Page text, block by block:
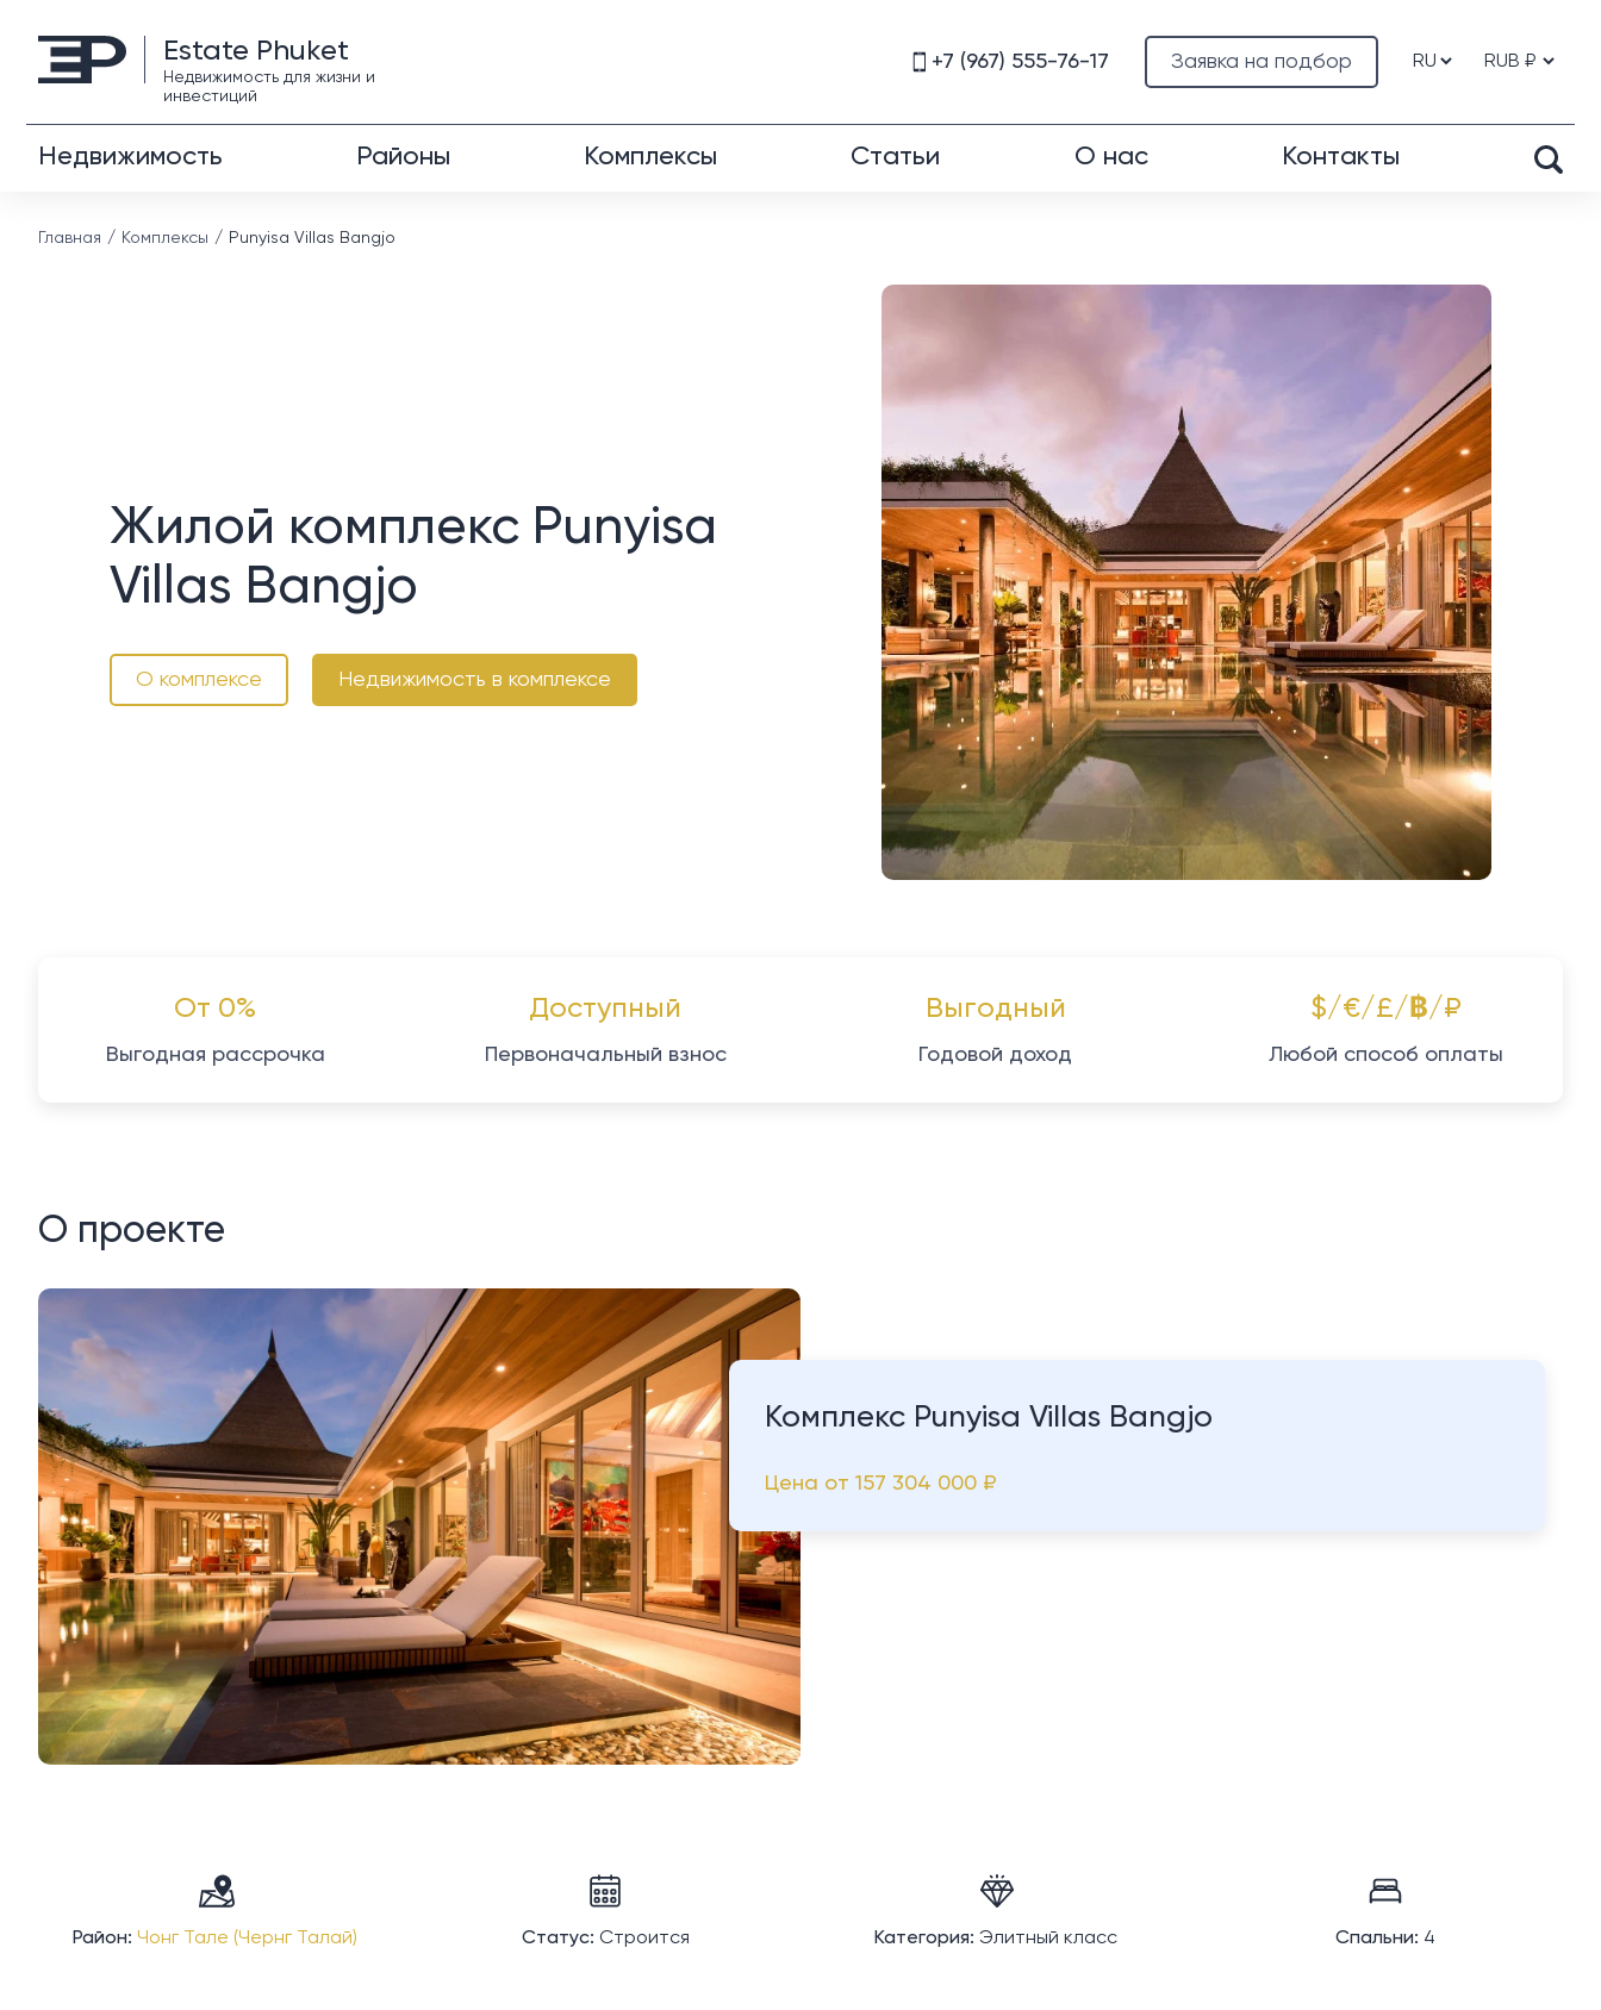
Estate Phuket
Недвижимость для жизни и
инвестиций
Заявка на подбор
+7 (967) 555-76-17
Недвижимость Районы Комплексы Статьи О нас Контакты
Главная Комплексы Punyisa Villas Bangjo
Жилой комплекс Punyisa
Villas Bangjo
О комплексе Недвижимость в комплексе
От 0%
Выгодная рассрочка
Доступный
Первоначальный взнос
Выгодный
Годовой доход
$/€/£/฿/₽
Любой способ оплаты
О проекте
Комплекс Punyisa Villas Bangjo
Цена от 157 304 000 ₽
Район: Чонг Тале (Чернг Талай) Статус: Строится Категория: Элитный класс Спальни: 4